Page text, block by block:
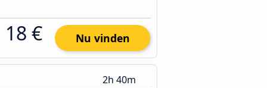
18 € Nu vinden
2h 40m